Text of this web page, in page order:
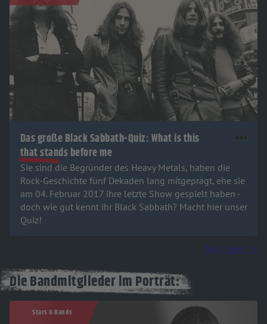
Das große Black Sabbath-Quiz: What is this
that stands before me
Sie sind die Begründer des Heavy Metals, haben die
Rock-Geschichte fünf Dekaden lang mitgeprägt, ehe sie
am 04. Februar 2017 ihre letzte Show gespielt haben -
doch wie gut kennt ihr Black Sabbath? Macht hier unser
Quiz!
Nach oben >>
Die Bandmitglieder im Porträt:
Stars & Bands